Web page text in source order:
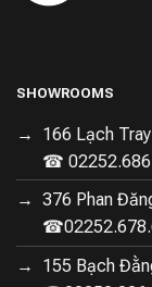
SHOWROOMS
166 Lạch
☎
376 Phan
155 Bạch